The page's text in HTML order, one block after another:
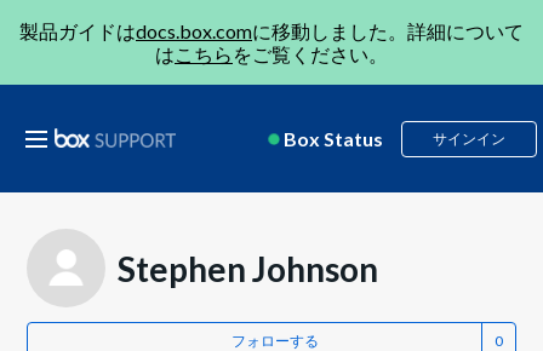
製品ガイドはdocs.box.comに移動しました。詳細について
はこちら をご覧ください。
Box Status サインイン
Stephen Johnson
フォローする